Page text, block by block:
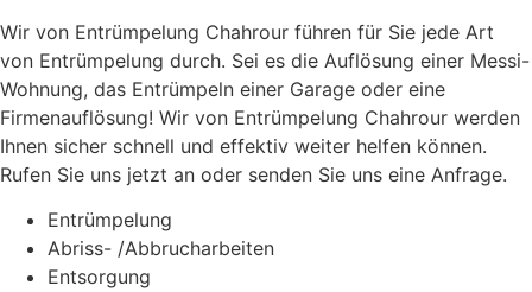
Wir von Entrümpelung Chahrour führen für Sie jede Art
von Entrümpelung durch. Sei es die Auflösung einer Messi-
Wohnung, das Entrümpeln einer Garage oder eine
Firmenauflösung! Wir von Entrümpelung Chahrour werden
Ihnen sicher schnell und effektiv weiter helfen können.
Rufen Sie uns jetzt an oder senden Sie uns eine Anfrage.
Entrümpelung
Abriss- /Abbrucharbeiten
Entsorgung